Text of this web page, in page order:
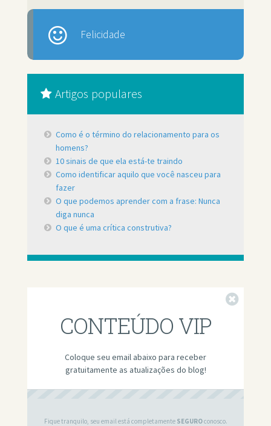
Felicidade
Artigos populares
Como é o término do relacionamento para os
homens?
10 sinais de que ela está-te traindo
Como identificar aquilo que você nasceu para
fazer
O que podemos aprender com a frase: Nunca
diga nunca
O que é uma crítica construtiva?
CONTEÚDO VIP
Coloque seu email abaixo para receber
gratuitamente as atualizações do blog!
Fique tranquilo, seu email está completamente SEGUROconosco.